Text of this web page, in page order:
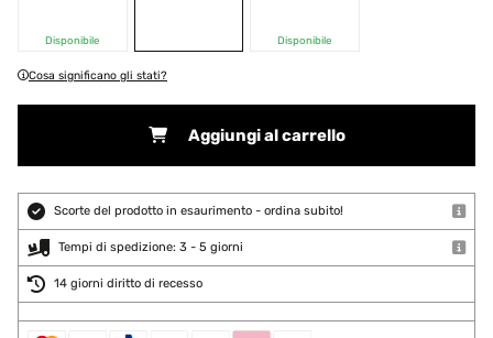
Disponibile Disponibile
Cosa significano gli stati?
Aggiungi al carrello
Scorte del prodotto in esaurimento - ordina subito!
Tempi di spedizione: 3 - 5 giorni
14 giorni diritto di recesso